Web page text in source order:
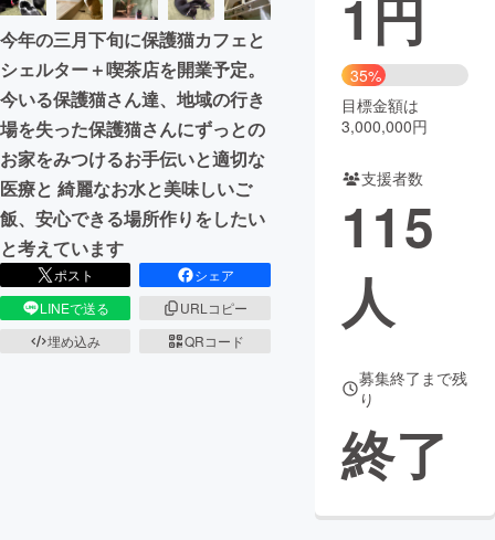
まちづくり・地域活性化
CAMPFIRE for Social Good
CAMPFIRE Creation
CAMPFIREふるさと納税machi-ya コミュニティ
今年の三月下旬に保護猫カフェと
シェルター＋喫茶店を開業予定。
今いる保護猫さん達、地域の行き
場を失った保護猫さんにずっとの
お家をみつけるお手伝いと適切な
医療と 綺麗なお水と美味しいご
飯、安心できる場所作りをしたい
と考えています
ポスト
シェア
LINEで送る
URLコピー
埋め込み
QRコード
1 円
35%
目標金額は
3,000,000円
支援者数
115
人
募集終了まで残
り
終了